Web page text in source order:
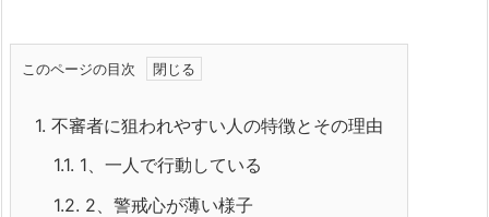
このページの目次
1. 不審者に狙われやすい人の特徴とその理由
1.1. 1、一人で行動している
1.2. 2、警戒心が薄い様子